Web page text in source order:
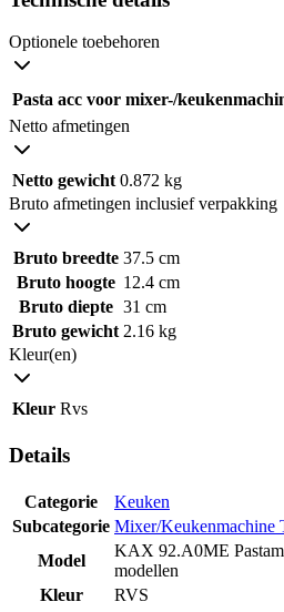
Optionele toebehoren
Pasta acc voor mixer-/
Netto afmetingen
Netto gewicht 0.872 kg
Bruto afmetingen inclusief verpakking
Bruto breedte 37.5 cm
Bruto hoogte 12.4 cm
Bruto diepte 31 cm
Bruto gewicht 2.16 kg
Kleur(en)
Kleur Rvs
Details
Categorie
Keuken
Subcategorie Mixer/Keukenmachine
Model
KAX 92.A0ME
modellen
Kleur
RVS